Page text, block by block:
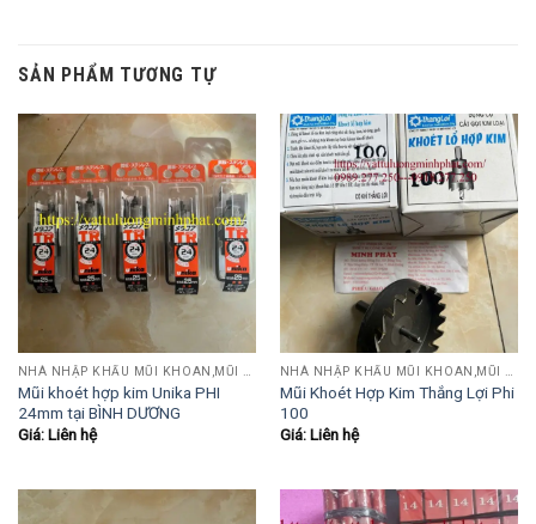
SẢN PHẨM TƯƠNG TỰ
NHÀ NHẬP KHẨU MŨI KHOAN,MŨI TARO,MŨI TIỆN,MŨI PHAY....
Mũi khoét hợp kim Unika PHI
24mm tại BÌNH DƯƠNG
Giá: Liên hệ
NHÀ NHẬP KHẨU MŨI KHOAN,MŨI TARO,MŨI TIỆN,MŨI PHAY....
Mũi Khoét Hợp Kim Thắng Lợi Phi
100
Giá: Liên hệ